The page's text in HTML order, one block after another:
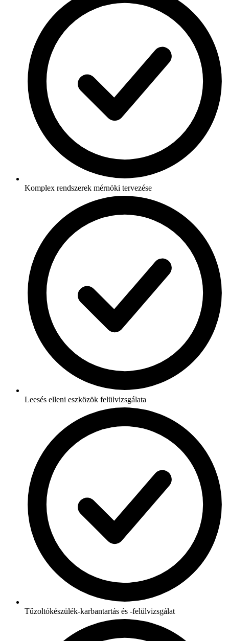
Komplex rendszerek mérnöki tervezése
Leesés elleni eszközök felülvizsgálata
Tűzoltókészülék-karbantartás és -felülvizsgálat